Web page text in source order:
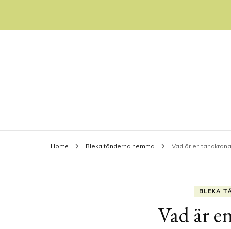
amazingsmile.se
Home Bleka tänderna hemma Vad är en
BLEKA
Vad är